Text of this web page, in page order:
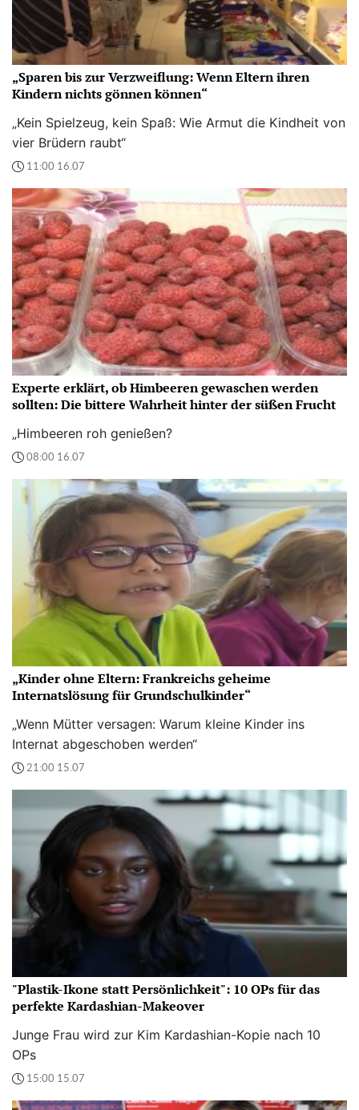
„Sparen bis zur Verzweiflung: Wenn Eltern ihren
Kindern nichts gönnen können“
„Kein Spielzeug, kein Spaß: Wie Armut die Kindheit von
vier Brüdern raubt“
11:00 16.07
Experte erklärt, ob Himbeeren gewaschen werden
sollten: Die bittere Wahrheit hinter der süßen Frucht
„Himbeeren roh genießen?
08:00 16.07
„Kinder ohne Eltern: Frankreichs geheime
Internatslösung für Grundschulkinder“
„Wenn Mütter versagen: Warum kleine Kinder ins
Internat abgeschoben werden“
21:00 15.07
"Plastik-Ikone statt Persönlichkeit": 10 OPs für das
perfekte Kardashian-Makeover
Junge Frau wird zur Kim Kardashian-Kopie nach 10
OPs
15:00 15.07